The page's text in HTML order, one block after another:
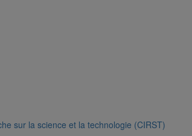
sur la science et la technologie (CIRST)